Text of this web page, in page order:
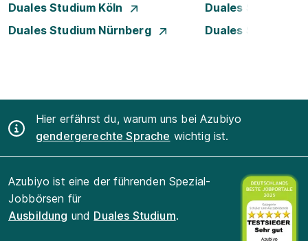
Duales Studium Köln
Duales Studium
Duales Studium Nürnberg
Duales Studium
Hier erfährst du, warum uns bei Azubiyo
gendergerechte Sprache wichtig ist.
Azubiyo ist eine der führenden Spezial-
Jobbörsen für
Ausbildung und Duales Studium.